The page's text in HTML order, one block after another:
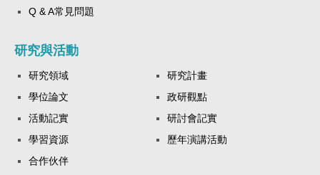
Q & A常見問題
研究與活動
研究領域
研究計畫
學位論文
政研觀點
活動記實
研討會記實
學習資源
歷年演講活動
合作伙伴